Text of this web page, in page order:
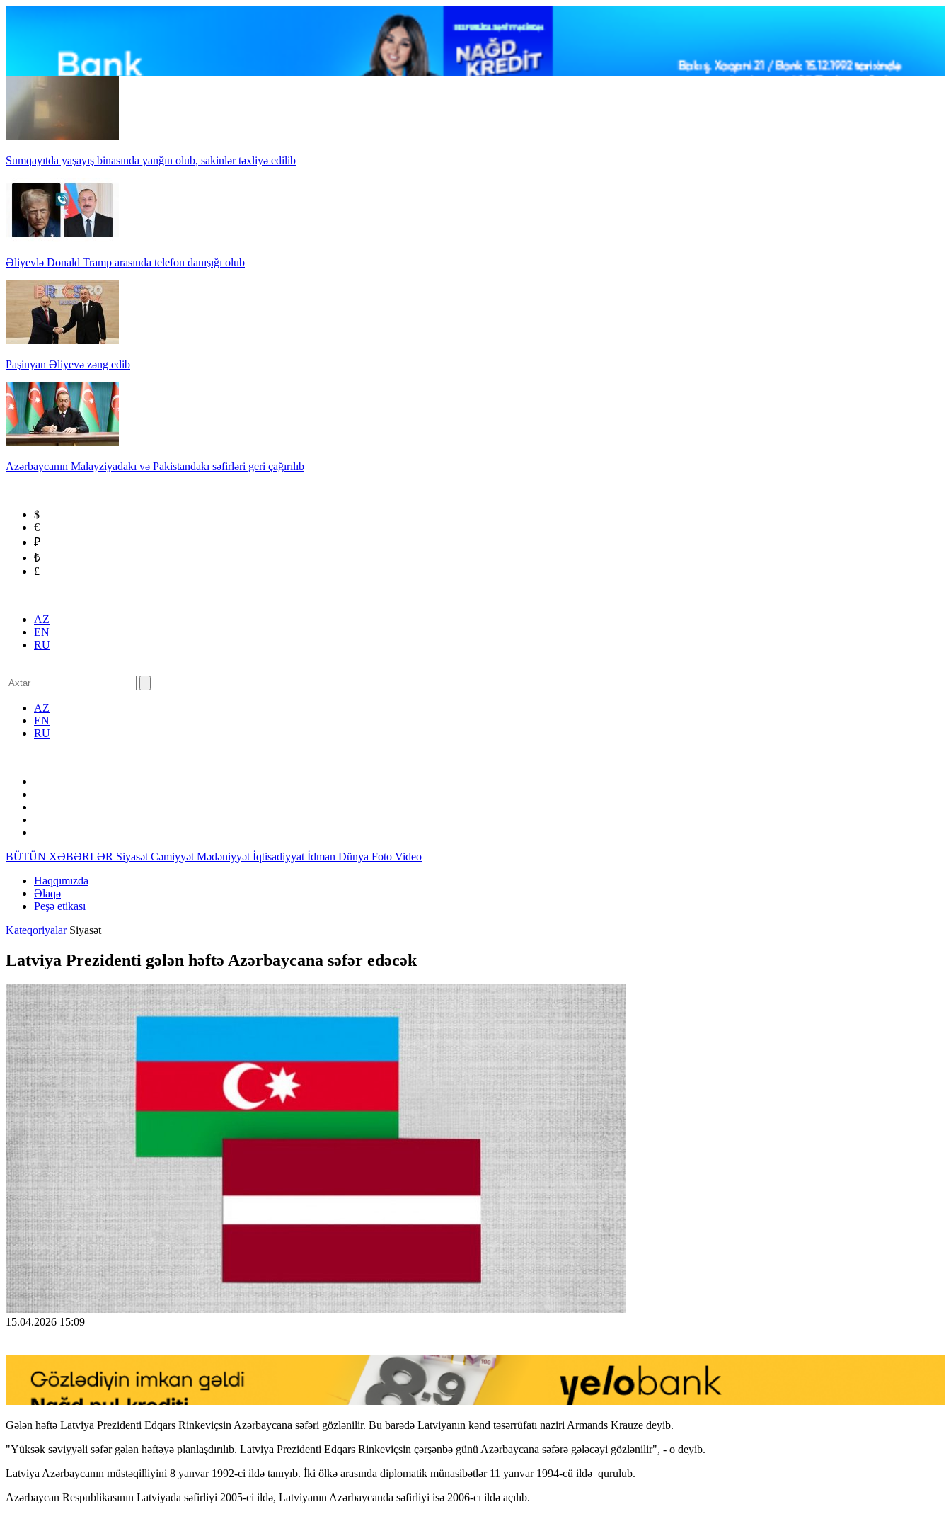
Sumqayıtda yaşayış binasında yanğın olub, sakinlər təxliyə edilib
Əliyevlə Donald Tramp arasında telefon danışığı olub
Paşinyan Əliyevə zəng edib
Azərbaycanın Malayziyadakı və Pakistandakı səfirləri geri çağırılıb
$
€
₽
₺
£
AZ
EN
RU
AZ
EN
RU
BÜTÜN XƏBƏRLƏR Siyasət Cəmiyyət Mədəniyyət İqtisadiyyat İdman Dünya Foto Video
Haqqımızda
Əlaqə
Peşə etikası
Kateqoriyalar Siyasət
Latviya Prezidenti gələn həftə Azərbaycana səfər edəcək
15.04.2026 15:09
Gələn həftə Latviya Prezidenti Edqars Rinkeviçsin Azərbaycana səfəri gözlənilir. Bu barədə Latviyanın kənd təsərrüfatı naziri Armands Krauze deyib.
"Yüksək səviyyəli səfər gələn həftəyə planlaşdırılıb. Latviya Prezidenti Edqars Rinkeviçsin çərşənbə günü Azərbaycana səfərə gələcəyi gözlənilir", - o deyib.
Latviya Azərbaycanın müstəqilliyini 8 yanvar 1992-ci ildə tanıyıb. İki ölkə arasında diplomatik münasibətlər 11 yanvar 1994-cü ildə qurulub.
Azərbaycan Respublikasının Latviyada səfirliyi 2005-ci ildə, Latviyanın Azərbaycanda səfirliyi isə 2006-cı ildə açılıb.